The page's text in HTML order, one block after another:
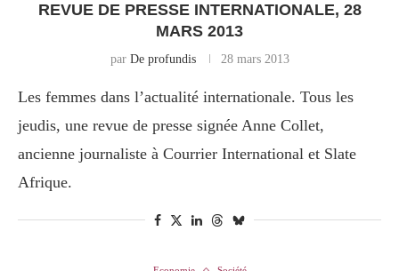
REVUE DE PRESSE INTERNATIONALE, 28
MARS 2013
par De profundis 28 mars 2013
Les femmes dans l’actualité internationale. Tous les
jeudis, une revue de presse signée Anne Collet,
ancienne journaliste à Courrier International et Slate
Afrique.